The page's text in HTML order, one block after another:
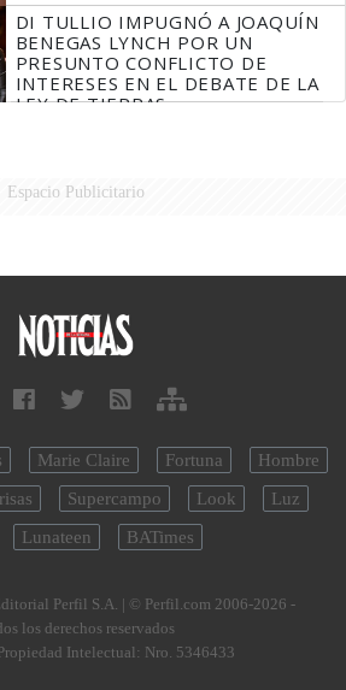
DI TULLIO IMPUGNÓ A JOAQUÍN
BENEGAS LYNCH POR UN
PRESUNTO CONFLICTO DE
INTERESES EN EL DEBATE DE LA
LEY DE TIERRAS
Espacio Publicitario
Marie Claire Fortuna
Hombre
Supercampo Look
Luz
Lunateen BATimes
Perfil S.A. | © Perfil.com 2006-2026 -
los derechos reservados
Intelectual: Nro. 5346433